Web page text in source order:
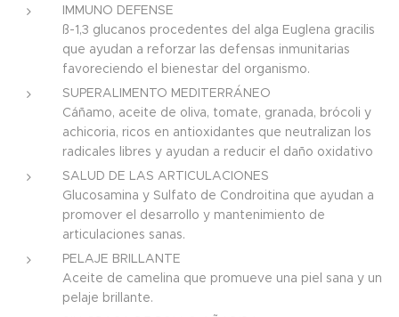
IMMUNO DEFENSE
ß-1,3 glucanos procedentes del alga Euglena gracilis
que ayudan a reforzar las defensas inmunitarias
favoreciendo el bienestar del organismo.
SUPERALIMENTO MEDITERRÁNEO
Cáñamo, aceite de oliva, tomate, granada, brócoli y
achicoria, ricos en antioxidantes que neutralizan los
radicales libres y ayudan a reducir el daño oxidativo
SALUD DE LAS ARTICULACIONES
Glucosamina y Sulfato de Condroitina que ayudan a
promover el desarrollo y mantenimiento de
articulaciones sanas.
PELAJE BRILLANTE
Aceite de camelina que promueve una piel sana y un
pelaje brillante.